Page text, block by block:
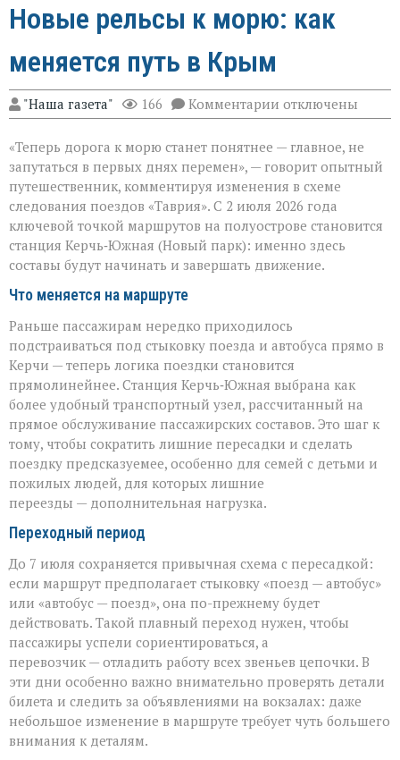
Новые рельсы к морю: как
меняется путь в Крым
"Наша газета" 166 Комментарии к
записи
рельсы
к
морю:
как
меняется
путь
в
Крым
отключены
«Теперь дорога к морю станет понятнее — главное, не
запутаться в первых днях перемен», — говорит опытный
путешественник, комментируя изменения в схеме
следования поездов «Таврия». С 2 июля 2026 года
ключевой точкой маршрутов на полуострове становится
станция Керчь‑Южная (Новый парк): именно здесь
составы будут начинать и завершать движение.
Что меняется на маршруте
Раньше пассажирам нередко приходилось
подстраиваться под стыковку поезда и автобуса прямо в
Керчи — теперь логика поездки становится
прямолинейнее. Станция Керчь‑Южная выбрана как
более удобный транспортный узел, рассчитанный на
прямое обслуживание пассажирских составов. Это шаг к
тому, чтобы сократить лишние пересадки и сделать
поездку предсказуемее, особенно для семей с детьми и
пожилых людей, для которых лишние
переезды — дополнительная нагрузка.
Переходный период
До 7 июля сохраняется привычная схема с пересадкой:
если маршрут предполагает стыковку «поезд — автобус»
или «автобус — поезд», она по-прежнему будет
действовать. Такой плавный переход нужен, чтобы
пассажиры успели сориентироваться, а
перевозчик — отладить работу всех звеньев цепочки. В
эти дни особенно важно внимательно проверять детали
билета и следить за объявлениями на вокзалах: даже
небольшое изменение в маршруте требует чуть большего
внимания к деталям.